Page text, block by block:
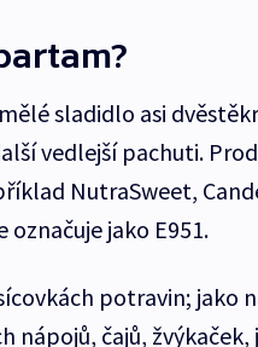
sladidlo asi
vedlejší pachuti.
NutraSweet,
označuje jako E951.
potravin; jako
nápojů, čajů,